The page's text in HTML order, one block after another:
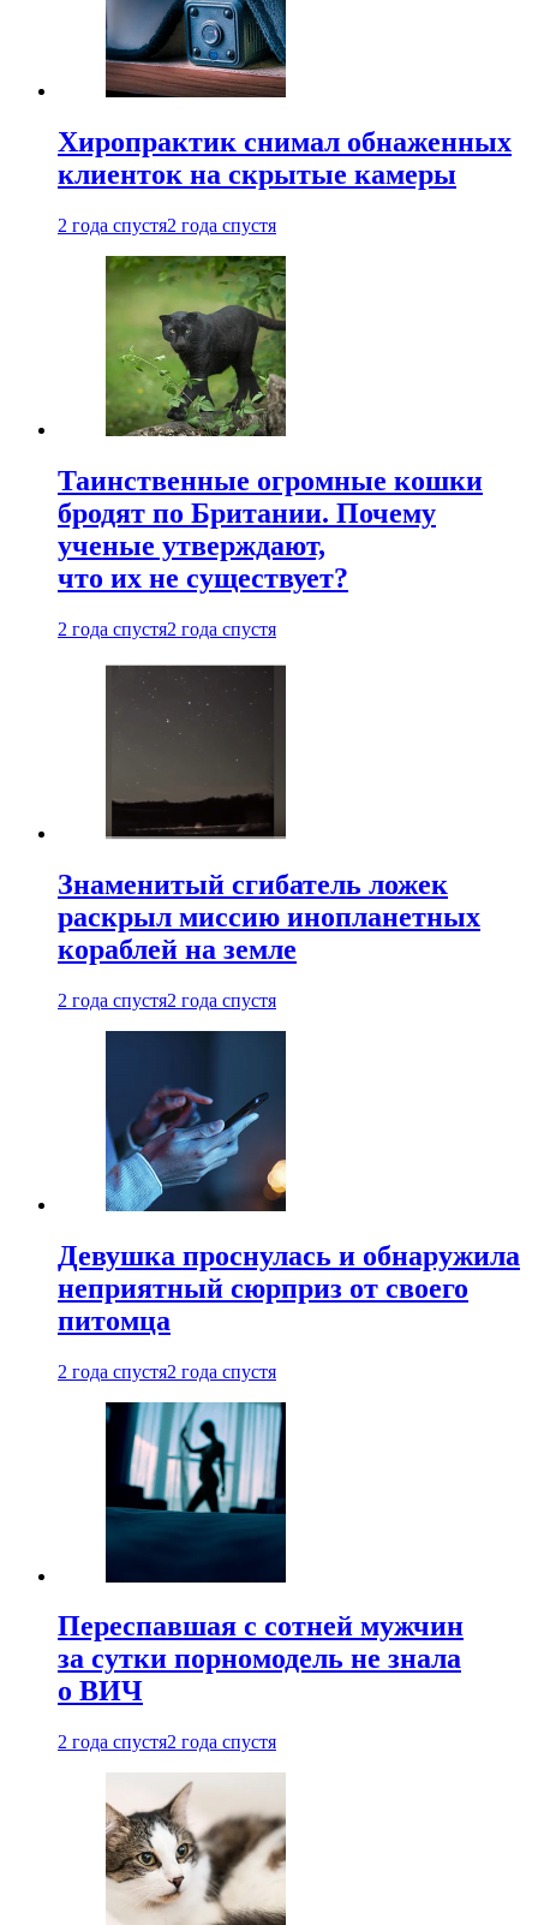
Хиропрактик снимал обнаженных
клиенток на скрытые камеры
2 года спустя2 года спустя
Таинственные огромные кошки
бродят по Британии. Почему
ученые утверждают,
что их не существует?
2 года спустя2 года спустя
Знаменитый сгибатель ложек
раскрыл миссию инопланетных
кораблей на земле
2 года спустя2 года спустя
Девушка проснулась и обнаружила
неприятный сюрприз от своего
питомца
2 года спустя2 года спустя
Переспавшая с сотней мужчин
за сутки порномодель не знала
о ВИЧ
2 года спустя2 года спустя